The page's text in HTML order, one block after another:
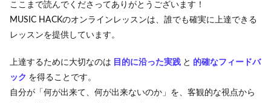
ここまで読んでくださってありがとうございます！
MUSIC HACKのオンラインレッスンは、誰でも確実に上達できる
レッスンを提供しています。
上達するために大切なのは 目的に沿った実践 と 的確なフィードバ
ック を得ることです。
自分が「何が出来て、何が出来ないのか」を、客観的な視点から